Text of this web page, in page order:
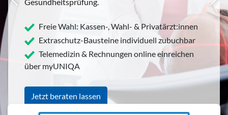
Freie Wahl: Kassen-, Wahl- & Privatärzt:innen
Extraschutz-Bausteine individuell zubuchbar
Telemedizin & Rechnungen online einreichen
über myUNIQA
Jetzt beraten lassen